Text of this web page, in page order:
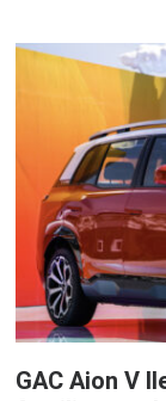
GAC Aion V